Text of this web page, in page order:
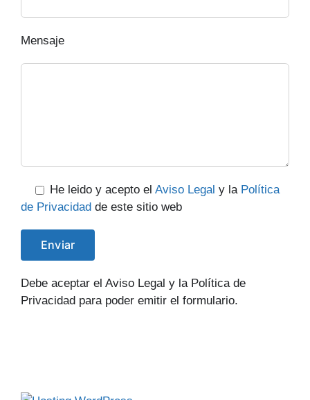
Mensaje
He leido y acepto el Aviso Legal y la Política
de Privacidad de este sitio web
Debe aceptar el Aviso Legal y la Política de
Privacidad para poder emitir el formulario.